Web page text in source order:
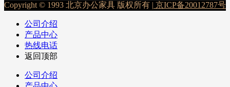
Copyright © 1993 北京办公家具 版权所有 | 京ICP备20012787号
公司介绍
产品中心
热线电话
返回顶部
公司介绍